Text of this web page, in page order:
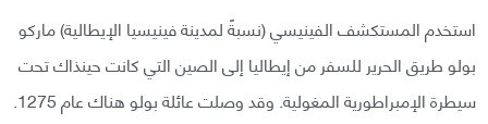
استخدم المستكشف الفينيسي (نسبةً لمدينة فينيسيا الإيطالية) ماركو
بولو طريق الحرير للسفر من إيطاليا إلى الصين التي كانت حينذاك تحت
سيطرة الإمبراطورية المغولية. وقد وصلت عائلة بولو هناك عام 1275.